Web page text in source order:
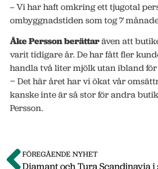
– Vi har haft omkring ett tjugotal
ombyggnadstiden som tog 7
Åke Persson berättaräven att
varit tidigare år. De har fått fler
handla två liter mjölk utan ibland
− Det här året har vi ökat vår
kanske inte är så stor för andra
Persson.
FÖREGÅENDE NYHET
Diamant och Tura Scandinavia